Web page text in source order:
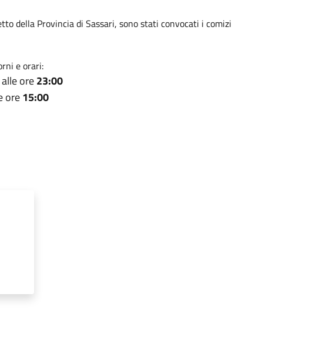
della Provincia di Sassari, sono stati convocati i comizi
e orari:
ore23:00
ore15:00